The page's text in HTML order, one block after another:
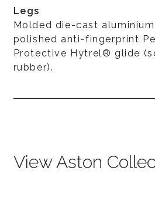
Legs
Molded die-cast
polished anti-fingerprint
Protective Hytrel® glide
rubber).
View Aston